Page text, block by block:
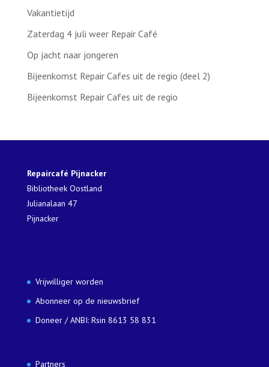
Vakantietijd
Zaterdag 4 juli weer Repair Café
Op jacht naar jongeren
Bijeenkomst Repair Cafes uit de regio (deel 2)
Bijeenkomst Repair Cafes uit de regio
Repaircafé Pijnacker
Bibliotheek Oostland
Julianalaan 47
Pijnacker
Vrijwilliger worden
Abonneer op de nieuwsbrief
Doneer / ANBI: Rsin 8613 58 831
Partners